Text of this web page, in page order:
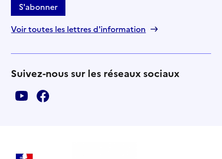
S'abonner
Voir toutes les lettres d'information
Suivez-nous sur les réseaux sociaux